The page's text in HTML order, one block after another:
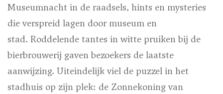
Museumnacht in de raadsels, hints en mysteries
die verspreid lagen door museum en
stad. Roddelende tantes in witte pruiken bij de
bierbrouwerij gaven bezoekers de laatste
aanwijzing. Uiteindelijk viel de puzzel in het
stadhuis op zijn plek: de Zonnekoning van